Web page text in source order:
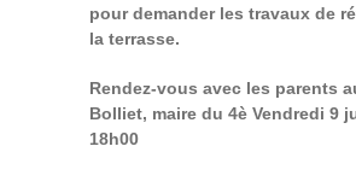
pour demander les travaux de
la terrasse.
Rendez-vous avec les parents
Bolliet, maire du 4è Vendredi 9
18h00